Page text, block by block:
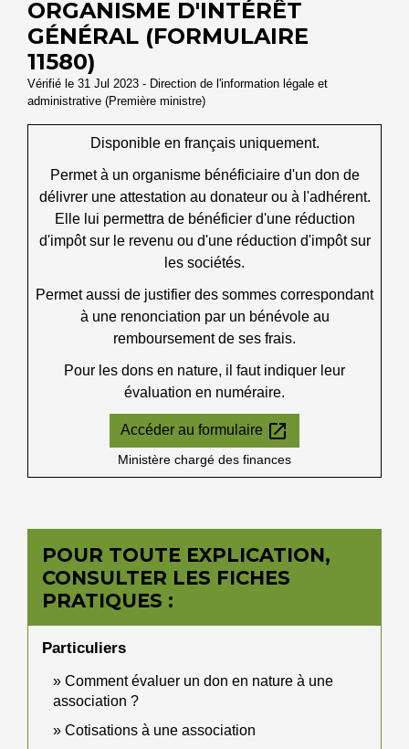
ORGANISME D'INTÉRÊT
GÉNÉRAL (FORMULAIRE
11580)
Vérifié le 31 Jul 2023 - Direction de l'information légale et
administrative (Première ministre)
Disponible en français uniquement.
Permet à un organisme bénéficiaire d'un don de
délivrer une attestation au donateur ou à l'adhérent.
Elle lui permettra de bénéficier d'une réduction
d'impôt sur le revenu ou d'une réduction d'impôt sur
les sociétés.
Permet aussi de justifier des sommes correspondant
à une renonciation par un bénévole au
remboursement de ses frais.
Pour les dons en nature, il faut indiquer leur
évaluation en numéraire.
Accéder au formulaire open_in_new
Ministère chargé des finances
POUR TOUTE EXPLICATION,
CONSULTER LES FICHES
PRATIQUES :
Particuliers
Comment évaluer un don en nature à une
association ?
Cotisations à une association